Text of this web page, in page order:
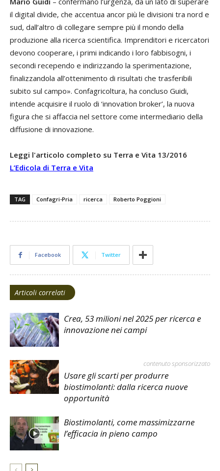
il digital divide, che accentua ancor più le divisioni tra nord e
sud, dall’altro di collegare sempre più il mondo della
produzione alla ricerca scientifica. Imprenditori e ricercatori
devono cooperare, i primi indicando i loro fabbisogni, i
secondi recependo e indirizzando la sperimentazione,
finalizzandola all’ottenimento di risultati che trasferibili
subito sul campo». Confagricoltura, ha concluso Guidi,
intende acquisire il ruolo di ‘innovation broker’, la nuova
figura che si affaccia nel settore come intermediario della
diffusione di innovazione.
Leggi l'articolo completo su Terra e Vita 13/2016
L’Edicola di Terra e Vita
TAG Confagri-Pria ricerca Roberto Poggioni
Facebook Twitter
Articoli correlati
Crea, 53 milioni nel 2025 per ricerca e
innovazione nei campi
contenuto sponsorizzato
Usare gli scarti per produrre
biostimolanti: dalla ricerca nuove
opportunità
Biostimolanti, come massimizzarne
l’efficacia in pieno campo